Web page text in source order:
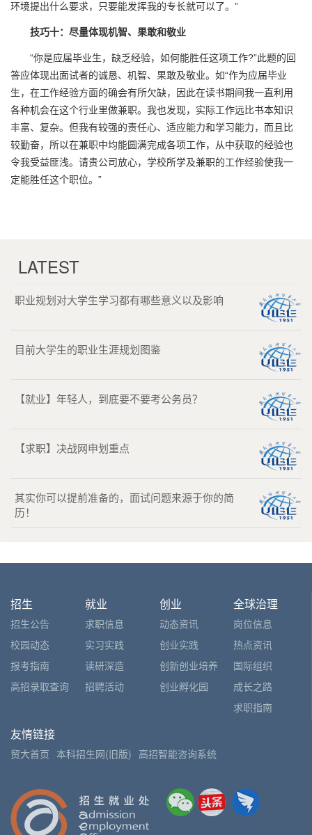
环境提出什么要求，只要能发挥我的专长就可以了。”
技巧十：尽量体现机智、果敢和敬业
“你是应届毕业生，缺乏经验，如何能胜任这项工作?”此题的回
答应体现出面试者的诚恳、机智、果敢及敬业。如“作为应届毕业
生，在工作经验方面的确会有所欠缺，因此在读书期间我一直利用
各种机会在这个行业里做兼职。我也发现，实际工作远比书本知识
丰富、复杂。但我有较强的责任心、适应能力和学习能力，而且比
较勤奋，所以在兼职中均能圆满完成各项工作，从中获取的经验也
令我受益匪浅。请贵公司放心，学校所学及兼职的工作经验使我一
定能胜任这个职位。”
LATEST
职业规划对大学生学习都有哪些意义以及影响
目前大学生的职业生涯规划图鉴
【就业】年轻人，到底要不要考公务员？
【求职】决战网申划重点
其实你可以提前准备的，面试问题来源于你的简
历！
招生
招生公告
校园动态
报考指南
高招录取查询
就业
求职信息
实习实践
读研深造
招聘活动
创业
动态资讯
创业实践
创新创业培养
创业孵化园
全球治理
岗位信息
热点资讯
国际组织
成长之路
求职指南
友情链接
贸大首页 本科招生网(旧版) 高招智能咨询系统